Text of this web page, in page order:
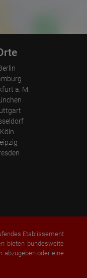
a. M.
Köln
Etablissement
bieten bundesweite
abzugeben oder eine